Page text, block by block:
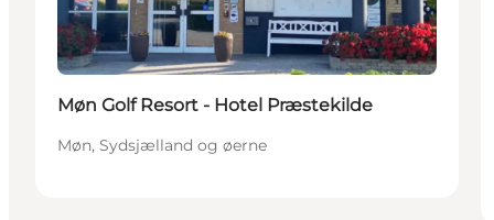
Møn Golf Resort - Hotel Præstekilde
Møn, Sydsjælland og øerne